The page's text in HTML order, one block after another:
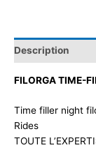
Description
FILORGA TIME-
Time filler night
Rides
TOUTE